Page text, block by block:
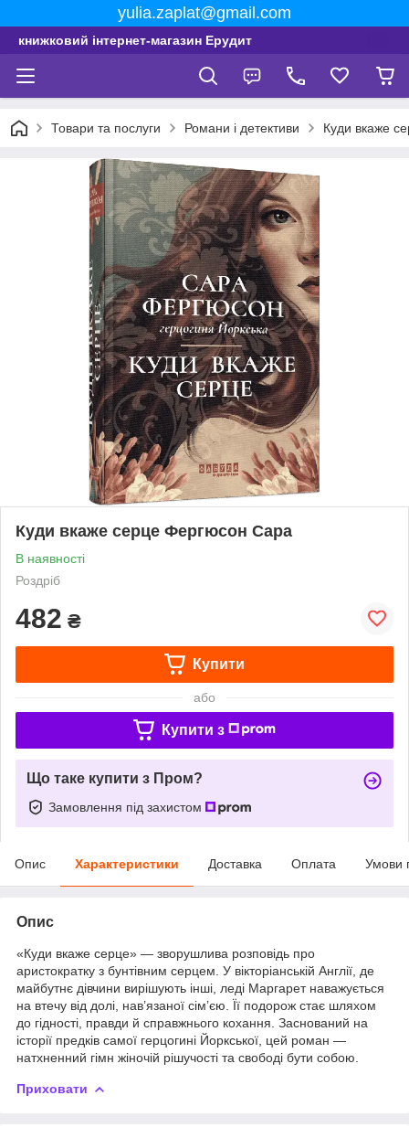
yulia.zaplat@gmail.com
книжковий інтернет-магазин Ерудит
Товари та послуги Романи і детективи Куди вкаже
Куди вкаже серце Фергюсон Сара
В наявності
Роздріб
482 ₴
Купити
або
Купити з
Що таке купити з Пром?
Замовлення під захистом
Опис Характеристики Доставка Оплата Умови
Опис
«Куди вкаже серце» — зворушлива розповідь про
аристократку з бунтівним серцем. У вікторіанській Англії, де
майбутнє дівчини вирішують інші, леді Маргарет наважується
на втечу від долі, нав’язаної сім’єю. Її подорож стає шляхом
до гідності, правди й справжнього кохання. Заснований на
історії предків самої герцогині Йоркської, цей роман —
натхненний гімн жіночій рішучості та свободі бути собою.
Приховати